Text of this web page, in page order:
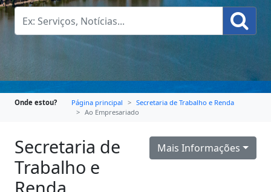
Onde estou? Página principal
Secretaria de Trabalho e Renda
Ao Empresariado
Mais Informações
Secretaria de
Trabalho e